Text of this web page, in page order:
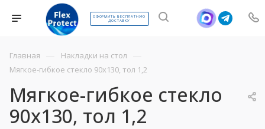
ОФОРМИТЬ БЕСПЛАТНУЮ
ДОСТАВКУ
Главная — Накладки на стол —
Мягкое-гибкое стекло 90х130, тол 1,2
Мягкое-гибкое стекло
90х130, тол 1,2